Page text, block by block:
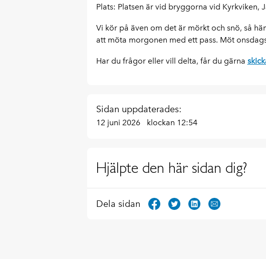
Plats: Platsen är vid bryggorna vid Kyrkviken,
Vi kör på även om det är mörkt och snö, så
att möta morgonen med ett pass. Möt
Har du frågor eller vill delta, får du gärna
Sidan uppdaterades:
12 juni 2026 klockan 12:54
Hjälpte den här sidan dig?
Dela sidan